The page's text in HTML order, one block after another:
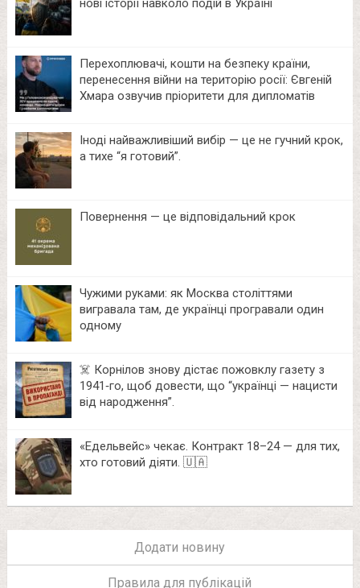
нові історії навколо подій в Україні
Перехоплювачі, кошти на безпеку країни,
перенесення війни на територію росії: Євгеній
Хмара озвучив пріоритети для дипломатів
Іноді найважливіший вибір — це не гучний крок,
а тихе “я готовий”.
Повернення — це відповідальний крок
Чужими руками: як Москва століттями
вигравала там, де українці програвали один
одному
☠️ Корнілов знову дістає пожовклу газету з
1941‑го, щоб довести, що “українці — нацисти
від народження”.
«Едельвейс» чекає. Контракт 18–24 — для тих,
хто готовий діяти. 🇺🇦
Додати новину
Правила для публікацій